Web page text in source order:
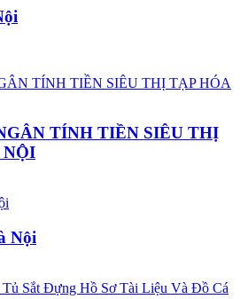
TÍNH TIỀN SIÊU THỊ
NỘI
Nội